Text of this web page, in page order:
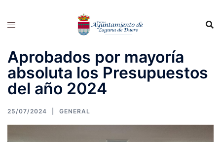
Aprobados por mayoría
absoluta los Presupuestos
del año 2024
25/07/2024 GENERAL